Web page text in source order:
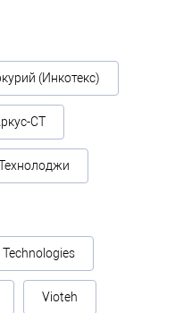
(Инкотекс)
СТ
Technologies
Vioteh